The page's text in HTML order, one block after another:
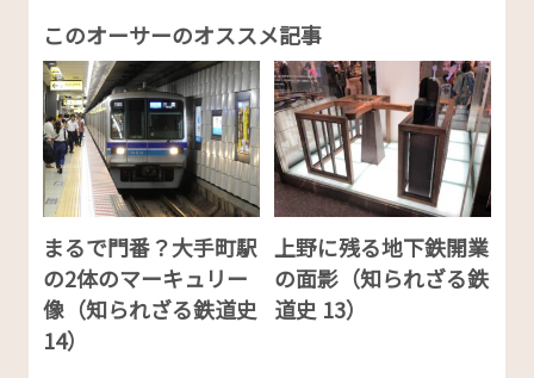
このオーサーのオススメ記事
まるで門番？大手町駅
の2体のマーキュリー
像（知られざる鉄道史
14）
上野に残る地下鉄開業
の面影（知られざる鉄
道史 13）